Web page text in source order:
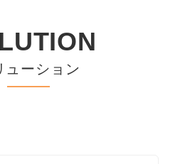
ューション